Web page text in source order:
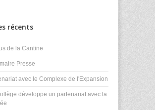
récents
de la Cantine
Presse
avec le Complexe de l'Expansion
développe un partenariat avec la